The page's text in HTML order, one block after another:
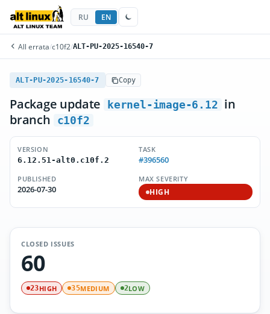
RU EN
All errata/c10f2/ALT-PU-2025-16540-7
ALT-PU-2025-16540-7 Copy
Package update kernel-image-6.12 in
branch
c10f2
VERSION
6.12.51-alt0.c10f.2
TASK
#396560
PUBLISHED
2026-07-30
MAX SEVERITY
HIGH
CLOSED ISSUES
60
23HIGH 35MEDIUM 2LOW